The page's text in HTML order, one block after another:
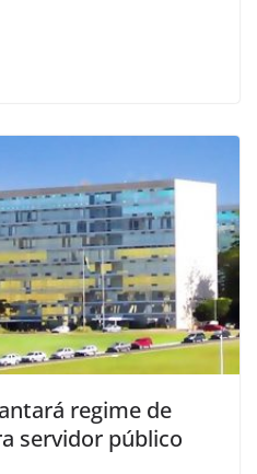
regime de
servidor público